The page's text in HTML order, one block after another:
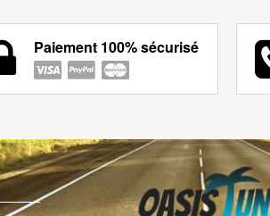
Paiement 100% sécurisé